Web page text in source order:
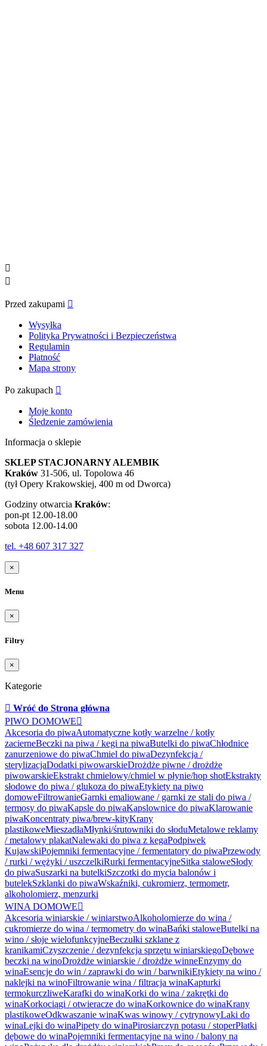


Przed zakupami 
Wysyłka
Polityka Prywatności i Bezpieczeństwa
Regulamin
Płatność
Mapa strony
Po zakupach 
Moje konto
Śledzenie zamówienia
Informacja o sklepie
SKLEP STACJONARNY ALEMBIK
Kraków 31-506, ul. Topolowa 46
(tył Opery Krakowskiej, 400 m od Dworca)
Godziny otwarcia Kraków:
pon-pt 12.00-18.00
sobota 12.00-14.00
tel. +48 607 317 327
×
Menu
×
Filtry
×
Kategorie
 Wróć do Strona główna
PIWO DOMOWE
Akcesoria do piwaAutomatyczne kotły warzelne / kotły
zacierneBeczki na piwa / kegi na piwaButelki do piwaChłodnice
zanurzeniowe do piwaChmiel do piwaDezynfekcja /
sterylizacjaDodatki piwowarskieDrożdże piwne / drożdże
piwowarskieEkstrakt chmielowy/chmiel w płynie/hop shotEkstrakty
słodowe do piwa / glukoza do piwaEtykiety na piwo
domoweFiltrowanieGarnki emaliowane / garnki ze stali do piwa /
termosy do piwaKapsle do piwaKapslownice do piwaKlarowanie
piwaKoncentraty piwa/brew-kityKrany
plastikoweMieszadłaMłynki/śrutowniki do słoduMetalowe reklamy
/ metalowy plakatNalewaki do piwa z kegaPodpiwek
KujawskiPojemniki fermentacyjne / fermentatory do piwaPrzewody
/ rurki / wężyki / uszczelkiRurki fermentacyjneSitka staloweSłody
do piwaSuszarki na butelkiSzczotki do mycia balonów i
butelekSzklanki do piwaWskaźniki, cukromierz, termometr,
alkoholomierz, menzurki
WINA DOMOWE
Akcesoria winiarskie / winiarstwoAlkoholomierze do wina /
cukromierze do wina / termometry do winaBańki staloweButelki na
wino / słoje wielofunkcyjneBeczułki szklane z
kranikamiCzyszczenie / dezynfekcja sprzętu winiarskiegoDębowe
beczki na winoDrożdże winiarskie / drożdże winneEnzymy do
winaEsencje do win / zaprawki do win / barwnikiEtykiety na wino /
naklejki na winoFiltrowanie wina / filtracja winaKapturki
termokurczliweKarafki do winaKorki do wina / zakrętki do
winaKorkociągi / otwieracze do winaKorkownice do winaKrany
plastikoweOdkwaszanie winaKwas winowy / cytrynowyLaki do
winaLejki do winaPipety do winaPirosiarczyn potasu / stoperPłatki
dębowe do winaPojemniki fermentacyjne na wino / balony na